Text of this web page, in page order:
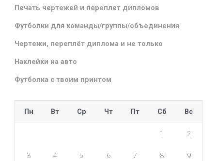
Печать чертежей и переплет дипломов
Футболки для команды/группы/объединения
Чертежи, переплёт диплома и не только
Наклейки на авто
Футболка с твоим принтом
Пн Вт Ср Чт Пт Сб Вс
1 2
3 4 5 6 7 8 9